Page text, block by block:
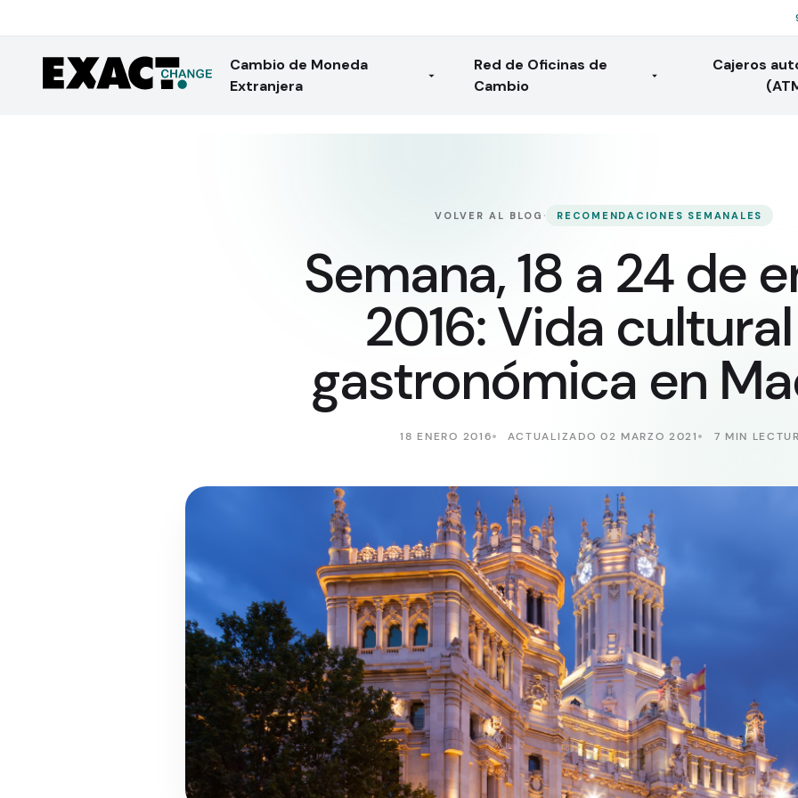
Cambio de Moneda
Extranjera
Red de Oficinas de
Cambio
Cajeros
VOLVER AL BLOG · RECOMENDACIONES SEMANALES
Semana, 18 a 24 de
2016: Vida
gastronómica en
18 ENERO 2016 ACTUALIZADO 02 MARZO 2021 7 MIN